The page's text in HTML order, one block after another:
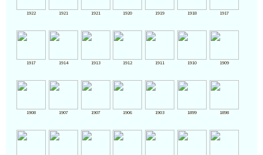
1922 1921 1921 1920 1919 1918 1917
1917 1914 1913 1912 1911 1910 1909
1908 1907 1907 1906 1903 1899 1898